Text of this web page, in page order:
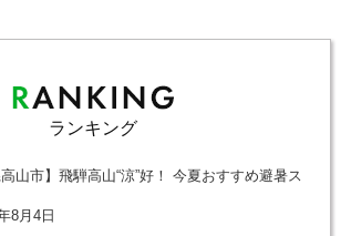
ランキング
高山市】飛騨高山“涼”好！ 今夏おすすめ避暑ス
8月4日